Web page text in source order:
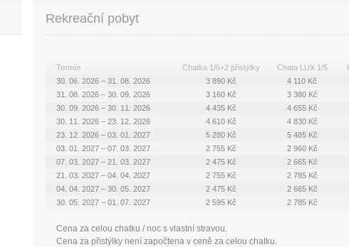
Rekreační pobyt
Termín Chatka 1/6+2 přistýlky Chata LUX 1/5
30. 06. 2026 – 31. 08. 2026
3 890 Kč 4 110 Kč
31. 08. 2026 – 30. 09. 2026
3 160 Kč 3 380 Kč
30. 09. 2026 – 30. 11. 2026
4 435 Kč 4 655 Kč
30. 11. 2026 – 23. 12. 2026
4 610 Kč 4 830 Kč
23. 12. 2026 – 03. 01. 2027
5 280 Kč 5 485 Kč
03. 01. 2027 – 07. 03. 2027
2 755 Kč 2 960 Kč
07. 03. 2027 – 21. 03. 2027
2 475 Kč 2 665 Kč
21. 03. 2027 – 04. 04. 2027
2 755 Kč 2 785 Kč
04. 04. 2027 – 30. 05. 2027
2 475 Kč 2 665 Kč
30. 05. 2027 – 01. 07. 2027
2 595 Kč 2 785 Kč
Cena za celou chatku / noc s vlastní stravou.
Cena za přistýlky není započtena v ceně za celou chatku.